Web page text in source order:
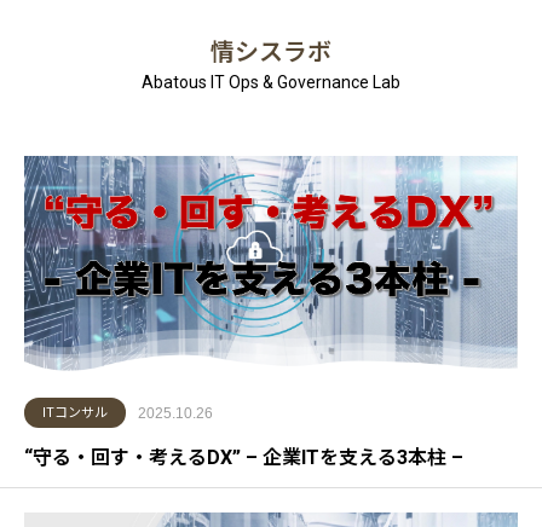
情シスラボ
Abatous IT Ops & Governance Lab
ITコンサル 2025.10.26
“守る・回す・考えるDX” – 企業ITを支える3本柱 –